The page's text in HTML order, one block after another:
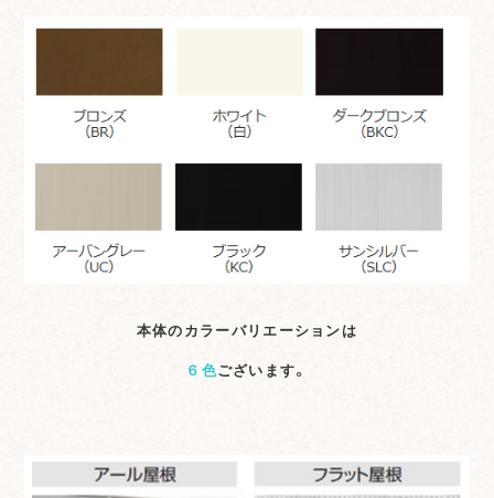
本体のカラーバリエーションは
６色ございます。